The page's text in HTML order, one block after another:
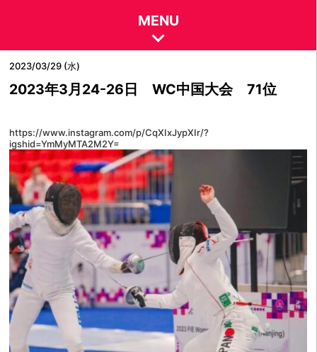
MENU
2023/03/29 (水)
2023年3月24-26日 WC中国大会 71位
https://www.instagram.com/p/CqXIxJypXIr/?
igshid=YmMyMTA2M2Y=